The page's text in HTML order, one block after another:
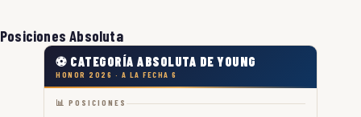
Posiciones Absoluta
⚽ CATEGORÍA ABSOLUTA DE YOUNG
HONOR 2026 · A LA FECHA 6
📊 POSICIONES